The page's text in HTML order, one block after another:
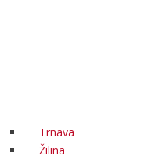
Trnava
Žilina